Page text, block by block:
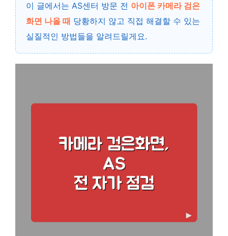
이 글에서는 AS센터 방문 전 아이폰 카메라 검은
화면 나올 때 당황하지 않고 직접 해결할 수 있는
실질적인 방법들을 알려드릴게요.